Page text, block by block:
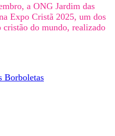
a ONG Jardim das
Expo Cristã 2025, um dos
cristão do mundo, realizado
Borboletas